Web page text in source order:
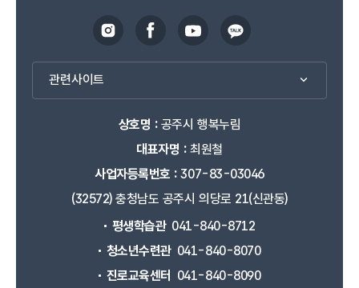
관련사이트
상호명 :공주시 행복누림
대표자명 :최원철
사업자등록번호 :307-83-03046
(32572) 충청남도 공주시 의당로 21(신관동)
평생학습관 041-840-8712
청소년수련관 041-840-8070
진로교육센터
041-840-8090